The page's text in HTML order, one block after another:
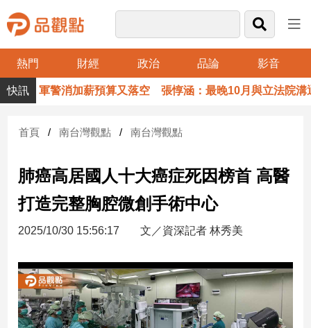
熱門 財經 政治 品論 影音
品
觀
財
台
財
新
產
經/
股
市
軍警消加薪預算又落空 張惇涵：最晚10月與立法院溝通
首頁 南台灣觀點 南台灣觀點
肺癌高居國人十大癌症死因榜首 高醫
打造完整胸腔微創手術中心
2025/10/30 15:56:17 文／資深記者 林秀美